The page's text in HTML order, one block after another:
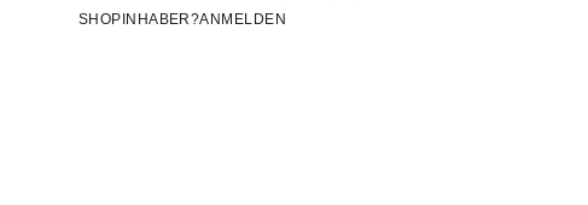
SHOPINHABER?ANMELDEN